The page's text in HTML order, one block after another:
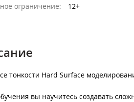
ограничение:
12+
тонкости Hard Surface
вы научитесь создавать